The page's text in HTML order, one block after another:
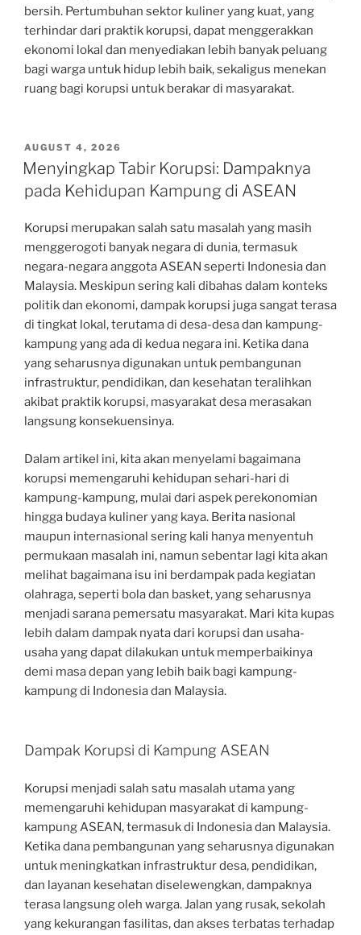
bersih. Pertumbuhan sektor kuliner yang kuat, yang
terhindar dari praktik korupsi, dapat menggerakkan
ekonomi lokal dan menyediakan lebih banyak peluang
bagi warga untuk hidup lebih baik, sekaligus menekan
ruang bagi korupsi untuk berakar di masyarakat.
POSTED
ON
AUGUST 4, 2026
Menyingkap Tabir Korupsi: Dampaknya
pada Kehidupan Kampung di ASEAN
Korupsi merupakan salah satu masalah yang masih
menggerogoti banyak negara di dunia, termasuk
negara-negara anggota ASEAN seperti Indonesia dan
Malaysia. Meskipun sering kali dibahas dalam konteks
politik dan ekonomi, dampak korupsi juga sangat terasa
di tingkat lokal, terutama di desa-desa dan kampung-
kampung yang ada di kedua negara ini. Ketika dana
yang seharusnya digunakan untuk pembangunan
infrastruktur, pendidikan, dan kesehatan teralihkan
akibat praktik korupsi, masyarakat desa merasakan
langsung konsekuensinya.
Dalam artikel ini, kita akan menyelami bagaimana
korupsi memengaruhi kehidupan sehari-hari di
kampung-kampung, mulai dari aspek perekonomian
hingga budaya kuliner yang kaya. Berita nasional
maupun internasional sering kali hanya menyentuh
permukaan masalah ini, namun sebentar lagi kita akan
melihat bagaimana isu ini berdampak pada kegiatan
olahraga, seperti bola dan basket, yang seharusnya
menjadi sarana pemersatu masyarakat. Mari kita kupas
lebih dalam dampak nyata dari korupsi dan usaha-
usaha yang dapat dilakukan untuk memperbaikinya
demi masa depan yang lebih baik bagi kampung-
kampung di Indonesia dan Malaysia.
Dampak Korupsi di Kampung ASEAN
Korupsi menjadi salah satu masalah utama yang
memengaruhi kehidupan masyarakat di kampung-
kampung ASEAN, termasuk di Indonesia dan Malaysia.
Ketika dana pembangunan yang seharusnya digunakan
untuk meningkatkan infrastruktur desa, pendidikan,
dan layanan kesehatan diselewengkan, dampaknya
terasa langsung oleh warga. Jalan yang rusak, sekolah
yang kekurangan fasilitas, dan akses terbatas terhadap